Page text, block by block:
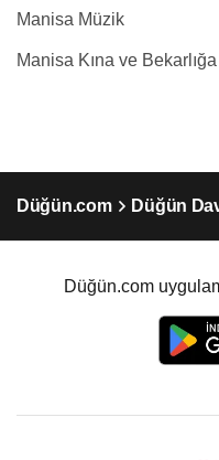
Manisa Müzik
Manisa Kına ve
Düğün.com Düğün
Düğün.com